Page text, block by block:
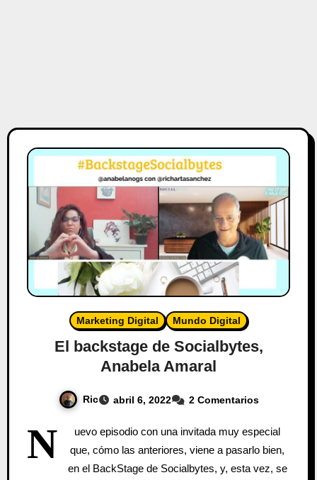
Marketing Digital Mundo Digital
El backstage de Socialbytes,
Anabela Amaral
Ric abril 6, 2022 2 Comentarios
N
uevo episodio con una invitada muy especial
que, cómo las anteriores, viene a pasarlo bien,
en el BackStage de Socialbytes, y, esta vez, se